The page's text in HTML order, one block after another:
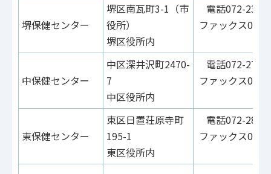
堺保健センター
堺区南瓦町3-1（市
役所）
堺区役所内
電話072-238-
ファックス072-
中保健センター
中区深井沢町2470-
7
中区役所内
電話072-270-
ファックス072-
東保健センター
東区日置荘原寺町
195-1
東区役所内
電話072-287-
ファックス072-